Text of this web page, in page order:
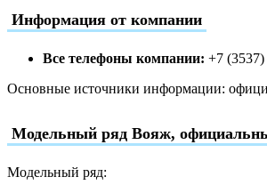
Информация от компании
Все телефоны компании: +7
Основные источники информации:
Модельный ряд Вояж,
Модельный ряд: